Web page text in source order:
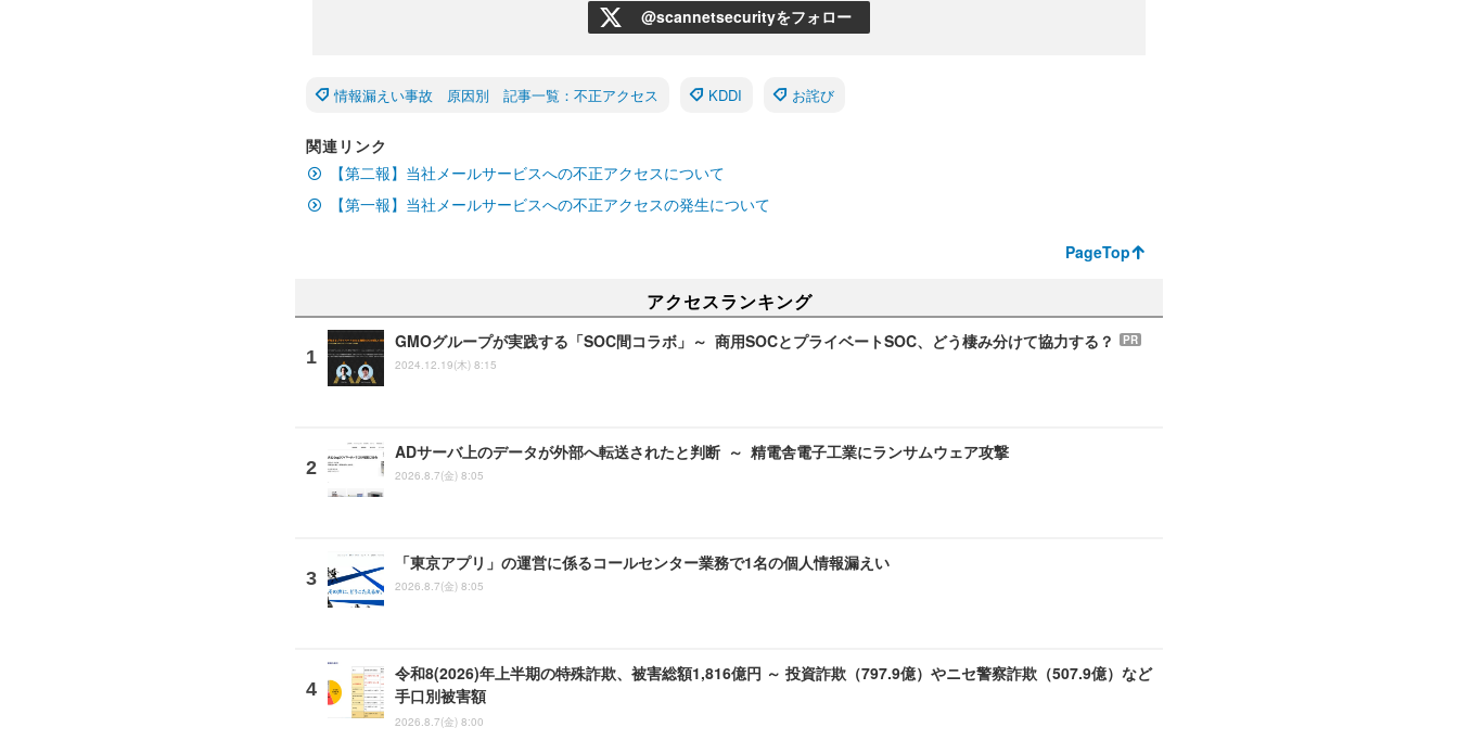
@scannetsecurityをフォロー
情報漏えい事故 原因別 記事一覧：不正アクセス KDDI お詫び
関連リンク
【第二報】当社メールサービスへの不正アクセスについて
【第一報】当社メールサービスへの不正アクセスの発生について
PageTop
アクセスランキング
GMOグループが実践する「SOC間コラボ」～ 商用SOCとプライベートSOC、どう棲み分けて協力する？ PR
2024.12.19(木) 8:15
ADサーバ上のデータが外部へ転送されたと判断 ～ 精電舎電子工業にランサムウェア攻撃
2026.8.7(金) 8:05
「東京アプリ」の運営に係るコールセンター業務で1名の個人情報漏えい
2026.8.7(金) 8:05
令和8(2026)年上半期の特殊詐欺、被害総額1,816億円 ～ 投資詐欺（797.9億）やニセ警察詐欺（507.9億）など
手口別被害額
2026.8.7(金) 8:00